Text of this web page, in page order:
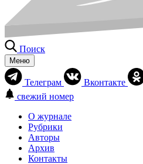
Поиск
Меню
Телеграм Вконтакте
свежий номер
О журнале
Рубрики
Авторы
Архив
Контакты